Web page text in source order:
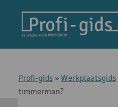
Profi-gids »Werkplaatsgids
timmerman?